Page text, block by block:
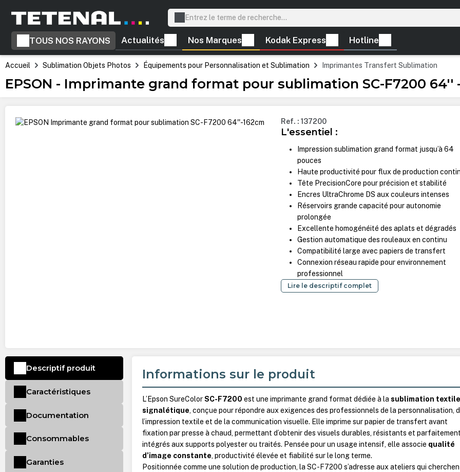
Passer à la navigation principale
TOUS NOS RAYONS Actualités Nos Marques Kodak Express Hotline
Accueil Sublimation Objets Photos Équipements pour Personnalisation et Sublimation Imprimantes Transfert Sublimation
EPSON - Imprimante grand format pour sublimation SC-F7200 64''
Ignorer la galerie d'images Ref. : 137200
L'essentiel :
Impression sublimation grand format jusqu’à 64
pouces
Haute productivité pour flux de production
Tête PrecisionCore pour précision et stabilité
Encres UltraChrome DS aux couleurs intenses
Réservoirs grande capacité pour autonomie
prolongée
Excellente homogénéité des aplats et dégradés
Gestion automatique des rouleaux en continu
Compatibilité large avec papiers de transfert
Connexion réseau rapide pour environnement
professionnel
Lire le descriptif complet
Informations sur le produit
L’Epson SureColorSC-F7200 est une imprimante grand format dédiée à lasublimation
signalétique, conçue pour répondre aux exigences des professionnels de la personnalisation,
l’impression textile et de la communication visuelle. Elle imprime sur papier de transfert avant
fixation par presse à chaud, permettant d’obtenir des visuels durables, résistants et
intégrés aux supports polyester ou traités. Pensée pour un usage intensif, elle associe qualité
d’image constante, productivité élevée et fiabilité sur le long terme.
Positionnée comme une solution de production, la SC-F7200 s’adresse aux ateliers qui
Descriptif produit
Caractéristiques
Documentation
Consommables
Garanties